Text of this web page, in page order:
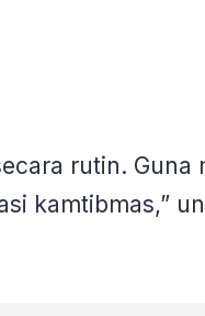
rutin. Guna
kamtibmas,”